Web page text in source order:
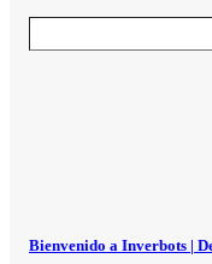
Bienvenido a Inverbots |